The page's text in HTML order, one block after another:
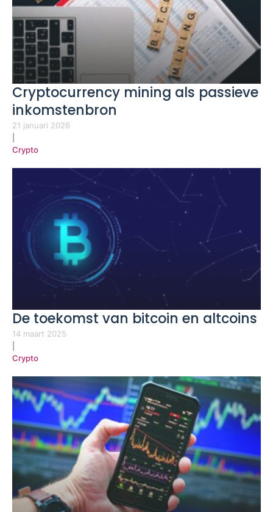
Cryptocurrency mining als passieve
inkomstenbron
21 januari 2026
Crypto
De toekomst van bitcoin en altcoins
14 maart 2025
Crypto